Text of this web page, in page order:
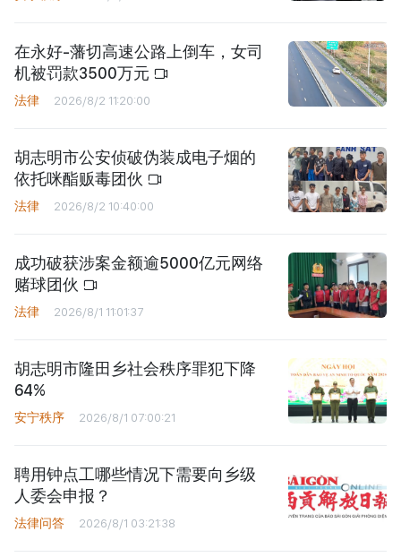
在永好-藩切高速公路上倒车，女司
机被罚款3500万元
法律 2026/8/2 11:20:00
胡志明市公安侦破伪装成电子烟的
依托咪酯贩毒团伙
法律 2026/8/2 10:40:00
成功破获涉案金额逾5000亿元网络
赌球团伙
法律 2026/8/1 11:01:37
胡志明市隆田乡社会秩序罪犯下降
64%
安宁秩序 2026/8/1 07:00:21
聘用钟点工哪些情况下需要向乡级
人委会申报？
法律问答 2026/8/1 03:21:38